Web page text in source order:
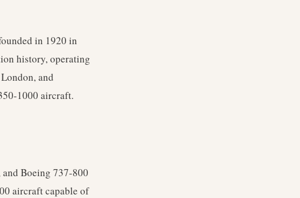
in 1920 in
history, operating
and
1000 aircraft.
Boeing 737-800
aircraft capable of